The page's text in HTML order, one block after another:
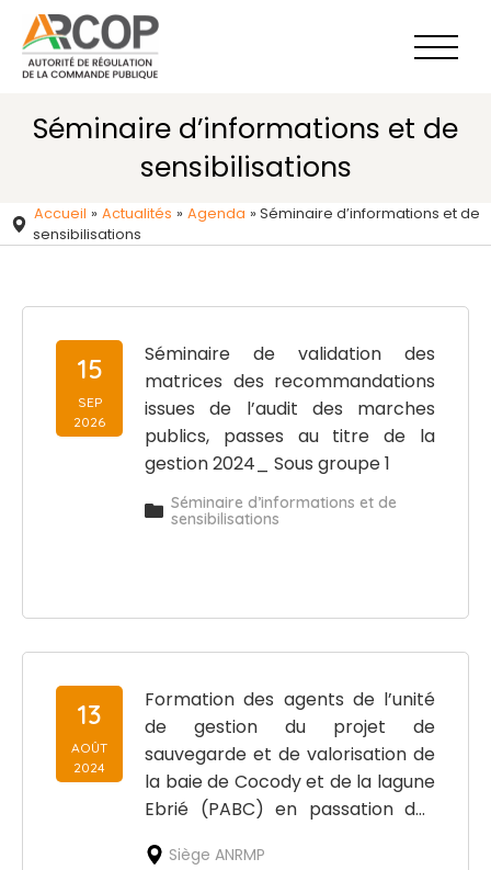
contenu
Séminaire d’informations et de
sensibilisations
Accueil » Actualités » Agenda » Séminaire d’informations et de
sensibilisations
15
SEP
2026
Séminaire de validation des
matrices des recommandations
issues de l’audit des marches
publics, passes au titre de la
gestion 2024_ Sous groupe 1
Séminaire d’informations et de
sensibilisations
13
AOÛT
2024
Formation des agents de l’unité
de gestion du projet de
sauvegarde et de valorisation de
la baie de Cocody et de la lagune
Ebrié (PABC) en passation des
Siège ANRMP